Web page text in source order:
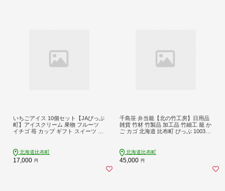
いちごアイス 10個セット【JAぴっぷ
町】アイスクリーム 果物 フルーツ
イチゴ 苺 カップ ギフト スイーツ デ
1001-001
北海道比布町
17,000 円
千島笹 弁当籠【北の竹工房】日用品
雑貨 竹材 竹製品 加工品 竹細工 籠 か
ご カゴ 北海道 比布町 ぴっぷ 1003-0
北海道比布町
45,000 円